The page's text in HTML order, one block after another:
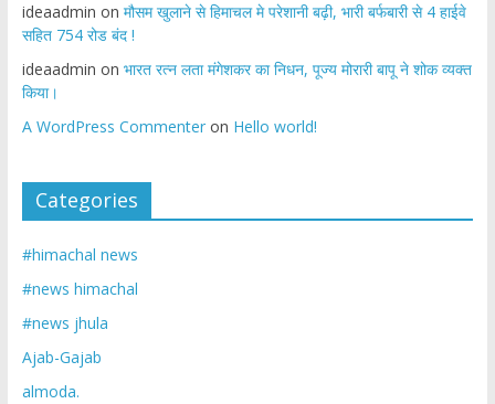
ideaadmin on मौसम खुलाने से हिमाचल मे परेशानी बढ़ी, भारी बर्फबारी से 4 हाईवे
सहित 754 रोड बंद !
ideaadmin on भारत रत्न लता मंगेशकर का निधन, पूज्य मोरारी बापू ने शोक व्यक्त
किया।
A WordPress Commenteron Hello world!
Categories
#himachal news
#news himachal
#news jhula
Ajab-Gajab
almoda.